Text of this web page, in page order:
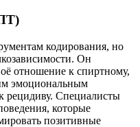
кодирования, но
Он
отношение к спиртному,
эмоциональным
рецидиву. Специалисты
которые
позитивные